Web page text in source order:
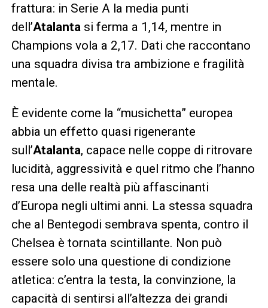
frattura: in Serie A la media punti
dell’Atalanta si ferma a 1,14, mentre in
Champions vola a 2,17. Dati che raccontano
una squadra divisa tra ambizione e fragilità
mentale.
È evidente come la “musichetta” europea
abbia un effetto quasi rigenerante
sull’Atalanta, capace nelle coppe di ritrovare
lucidità, aggressività e quel ritmo che l’hanno
resa una delle realtà più affascinanti
d’Europa negli ultimi anni. La stessa squadra
che al Bentegodi sembrava spenta, contro il
Chelsea è tornata scintillante. Non può
essere solo una questione di condizione
atletica: c’entra la testa, la convinzione, la
capacità di sentirsi all’altezza dei grandi